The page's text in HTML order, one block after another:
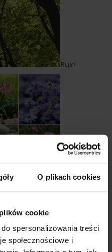
O plikach cookies
cookie
spersonalizowania treści
społecznościowe i
Buki